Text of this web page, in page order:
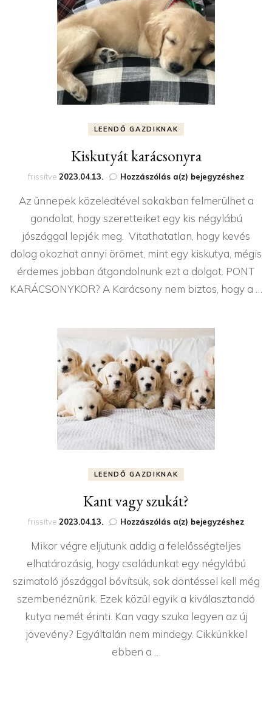
LEENDŐ GAZDIKNAK
Kiskutyát karácsonyra
frissítve 2023.04.13. Hozzászólás a(z) Kiskutyát
bejegyzéshez
Az ünnepek közeledtével sokakban felmerülhet a
gondolat, hogy szeretteiket egy kis négylábú
jószággal lepjék meg. Vitathatatlan, hogy kevés
dolog okozhat annyi örömet, mint egy kiskutya, mégis
érdemes jobban átgondolnunk ezt a dolgot. PONT
KARÁCSONYKOR? A Karácsony nem biztos, hogy a …
LEENDŐ GAZDIKNAK
Kant vagy szukát?
frissítve 2023.04.13. Hozzászólás a(z) Kant
szukát?
bejegyzéshez
Mikor végre eljutunk addig a felelősségteljes
elhatározásig, hogy családunkat egy négylábú
szimatoló jószággal bővítsük, sok döntéssel kell még
szembenéznünk. Ezek közül egyik a kiválasztandó
kutya nemét érinti. Kan vagy szuka legyen az új
jövevény? Egyáltalán nem mindegy. Cikkünkkel
ebben a …